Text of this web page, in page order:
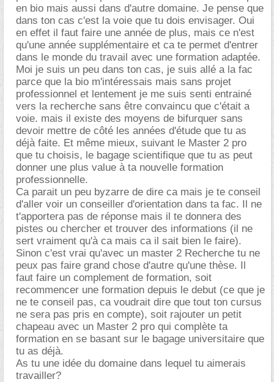
en bio mais aussi dans d'autre domaine. Je pense que
dans ton cas c'est la voie que tu dois envisager. Oui
en effet il faut faire une année de plus, mais ce n'est
qu'une année supplémentaire et ca te permet d'entrer
dans le monde du travail avec une formation adaptée.
Moi je suis un peu dans ton cas, je suis allé a la fac
parce que la bio m'intéressais mais sans projet
professionnel et lentement je me suis senti entrainé
vers la recherche sans être convaincu que c'était a
voie. mais il existe des moyens de bifurquer sans
devoir mettre de côté les années d'étude que tu as
déjà faite. Et même mieux, suivant le Master 2 pro
que tu choisis, le bagage scientifique que tu as peut
donner une plus value à ta nouvelle formation
professionnelle.
Ca parait un peu byzarre de dire ca mais je te conseil
d'aller voir un conseiller d'orientation dans ta fac. Il ne
t'apportera pas de réponse mais il te donnera des
pistes ou chercher et trouver des informations (il ne
sert vraiment qu'à ca mais ca il sait bien le faire).
Sinon c'est vrai qu'avec un master 2 Recherche tu ne
peux pas faire grand chose d'autre qu'une thèse. Il
faut faire un complement de formation, soit
recommencer une formation depuis le debut (ce que je
ne te conseil pas, ca voudrait dire que tout ton cursus
ne sera pas pris en compte), soit rajouter un petit
chapeau avec un Master 2 pro qui complète ta
formation en se basant sur le bagage universitaire que
tu as déjà.
As tu une idée du domaine dans lequel tu aimerais
travailler?